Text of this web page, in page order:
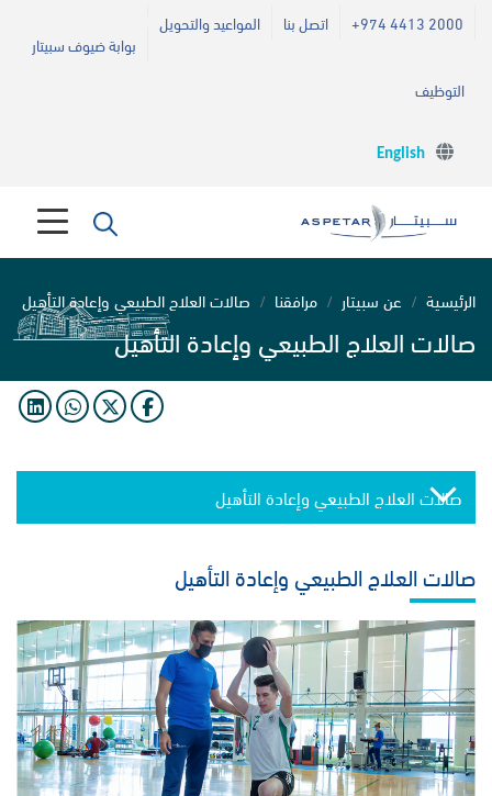
+974 4413 2000 اتصل بنا
المواعيد والتحويل
بوابة ضيوف سبيتار
التوظيف
English
الرئيسية عن سبيتار مرافقنا صالات العلاج الطبيعي وإعادة التأهيل
صالات العلاج الطبيعي وإعادة التأهيل
صالات العلاج الطبيعي وإعادة التأهيل
صالات العلاج الطبيعي وإعادة التأهيل